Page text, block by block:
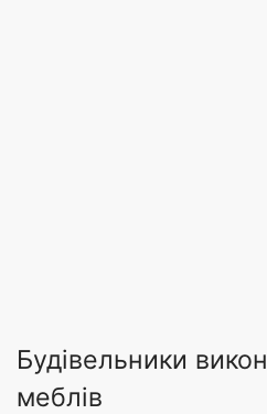
Будівельники
меблів